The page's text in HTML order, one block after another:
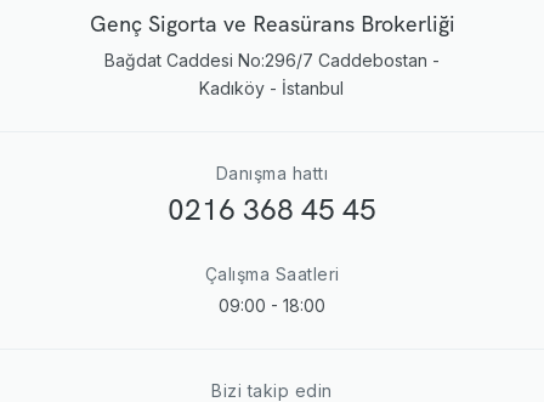
Genç Sigorta ve Reasürans Brokerliği
Bağdat Caddesi No:296/7 Caddebostan -
Kadıköy - İstanbul
Danışma hattı
0216 368 45 45
Çalışma Saatleri
09:00 - 18:00
Bizi takip edin